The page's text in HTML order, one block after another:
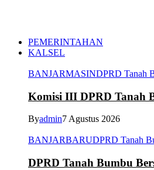
PEMERINTAHAN
KALSEL
BANJARMASINDPRD Tanah
Komisi III DPRD Tanah
Byadmin7 Agustus 2026
BANJARBARUDPRD Tanah
DPRD Tanah Bumbu